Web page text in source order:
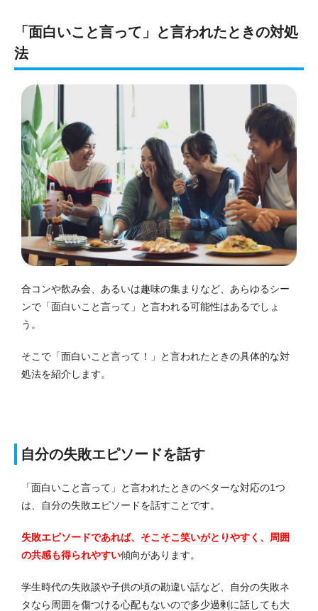
「面白いこと言って」と言われたときの対処
法
合コンや飲み会、あるいは趣味の集まりなど、あらゆるシー
ンで「面白いこと言って」と言われる可能性はあるでしょ
う。
そこで「面白いこと言って！」と言われたときの具体的な対
処法を紹介します。
自分の失敗エピソードを話す
「面白いこと言って」と言われたときのベターな対応の1つ
は、自分の失敗エピソードを話すことです。
失敗エピソードであれば、そこそこ笑いがとりやすく、周囲
の共感も得られやすい傾向があります。
学生時代の失敗談や子供の頃の勘違い話など、自分の失敗ネ
タなら周囲を傷つける心配もないので多少過剰に話しても大